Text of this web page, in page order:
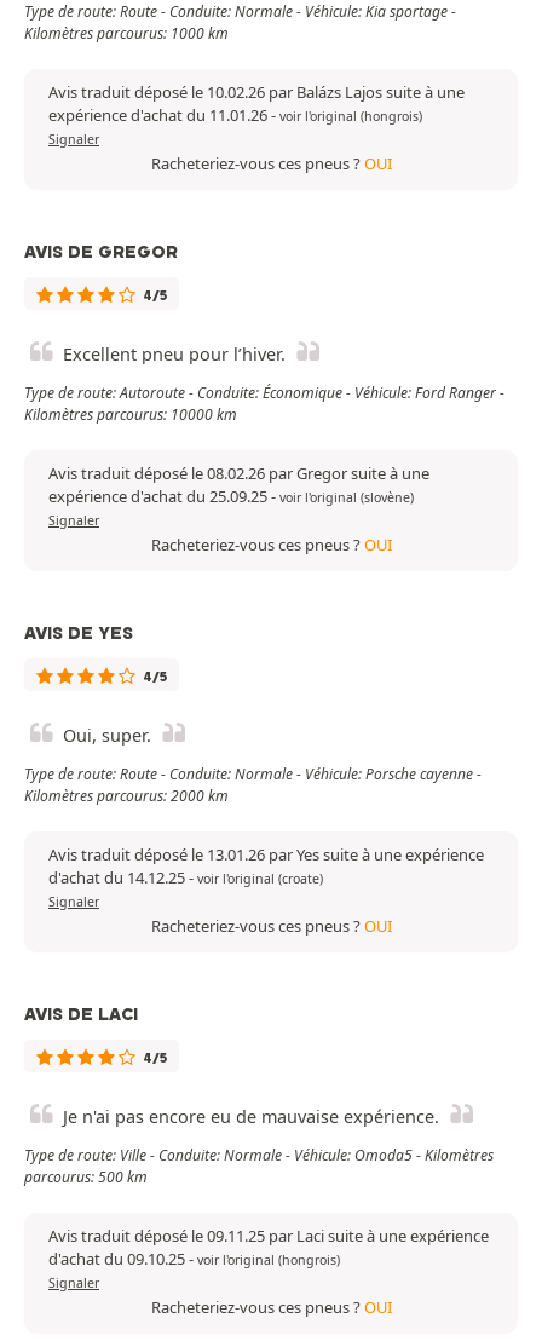
Type de route: Route - Conduite: Normale - Véhicule: Kia sportage -
Kilomètres parcourus: 1000 km
Avis traduit déposé le 10.02.26 par Balázs Lajos suite à une
expérience d'achat du 11.01.26- voir l'original (hongrois)
Signaler
Racheteriez-vous ces pneus ?OUI
AVIS DE GREGOR
4/5
Excellent pneu pour l’hiver.
Type de route: Autoroute - Conduite: Économique - Véhicule: Ford Ranger -
Kilomètres parcourus: 10000 km
Avis traduit déposé le 08.02.26 par Gregor suite à une
expérience d'achat du 25.09.25- voir l'original (slovène)
Signaler
Racheteriez-vous ces pneus ?OUI
AVIS DE YES
4/5
Oui, super.
Type de route: Route - Conduite: Normale - Véhicule: Porsche cayenne -
Kilomètres parcourus: 2000 km
Avis traduit déposé le 13.01.26 par Yes suite à une expérience
d'achat du 14.12.25- voir l'original (croate)
Signaler
Racheteriez-vous ces pneus ?OUI
AVIS DE LACI
4/5
Je n'ai pas encore eu de mauvaise expérience.
Type de route: Ville - Conduite: Normale - Véhicule: Omoda5 - Kilomètres
parcourus: 500 km
Avis traduit déposé le 09.11.25 par Laci suite à une expérience
d'achat du 09.10.25- voir l'original (hongrois)
Signaler
Racheteriez-vous ces pneus ?OUI